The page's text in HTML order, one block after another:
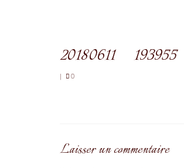
20180611_193955
| 0
Laisser un commentaire